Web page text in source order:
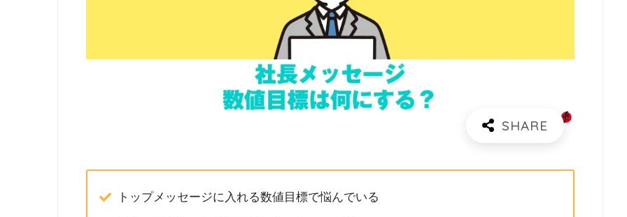
トップメッセージに入れる数値目標で悩んでいる